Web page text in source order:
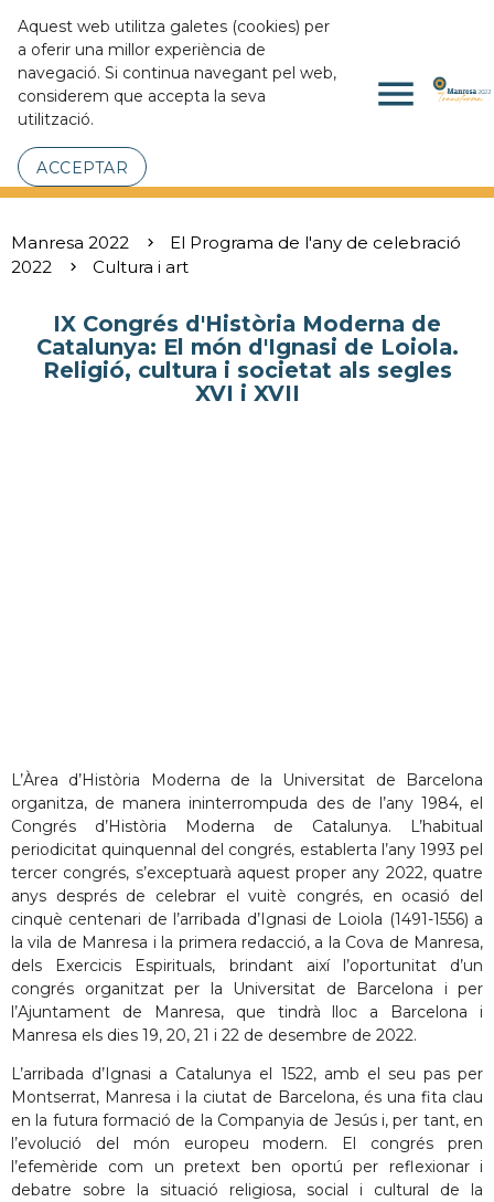
Aquest web utilitza galetes (cookies) per
a oferir una millor experiència de
navegació. Si continua navegant pel web,
considerem que accepta la seva
utilització.
ACCEPTAR
menu
Manresa 2022
El Programa de l'any de celebració
2022
Cultura i art
IX Congrés d'Història Moderna de
Catalunya: El món d'Ignasi de Loiola.
Religió, cultura i societat als segles
XVI i XVII
L’Àrea d’Història Moderna de la Universitat de Barcelona
organitza, de manera ininterrompuda des de l’any 1984, el
Congrés d’Història Moderna de Catalunya. L’habitual
periodicitat quinquennal del congrés, establerta l’any 1993 pel
tercer congrés, s’exceptuarà aquest proper any 2022, quatre
anys després de celebrar el vuitè congrés, en ocasió del
cinquè centenari de l’arribada d’Ignasi de Loiola (1491-1556) a
la vila de Manresa i la primera redacció, a la Cova de Manresa,
dels Exercicis Espirituals, brindant així l’oportunitat d’un
congrés organitzat per la Universitat de Barcelona i per
l’Ajuntament de Manresa, que tindrà lloc a Barcelona i
Manresa els dies 19, 20, 21 i 22 de desembre de 2022.
L’arribada d’Ignasi a Catalunya el 1522, amb el seu pas per
Montserrat, Manresa i la ciutat de Barcelona, és una fita clau
en la futura formació de la Companyia de Jesús i, per tant, en
l’evolució del món europeu modern. El congrés pren
l’efemèride com un pretext ben oportú per reflexionar i
debatre sobre la situació religiosa, social i cultural de la